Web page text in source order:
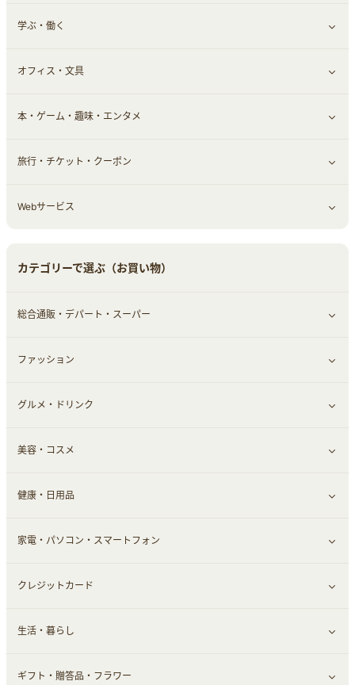
その他投資
その他金融
住まい・暮らし
不動産
引越し
エコ・エネルギー
車情報・カーシェア・レンタル
すべて見る
ギフト・贈答品
学ぶ・働く
すべて見る
習い事・学習・学校
仕事・転職
オフィス・文具
すべて見る
オフィス・文具
本・ゲーム・趣味・エンタメ
すべて見る
ゲーム・趣味
旅行・チケット・クーポン
すべて見る
Webサービス
カテゴリーで選ぶ（お買い物）
総合通販・デパート・スーパー
すべて見る
総合通販
デパート・スーパー
ファッション
すべて見る
ファッション
インナー・下着
靴・フットウェア
小物・かばん
スーツ・フォーマル
グルメ・ドリンク
すべて見る
グルメ
ドリンク
お酒
食材宅配
美容・コスメ
すべて見る
スキンケア
メイクアップ
ヘアケア
メンズ美容
健康・日用品
すべて見る
健康食品｜青汁・飲料
健康食品｜乳酸菌・ケフィア
健康食品｜その他
家電・パソコン・スマートフォン
すべて見る
家電・パソコン・ソフトウェア
スマホ・携帯電話・SIM
クレジットカード
すべて見る
クレジットカード
生活・暮らし
すべて見る
ギフト・贈答品・フラワー